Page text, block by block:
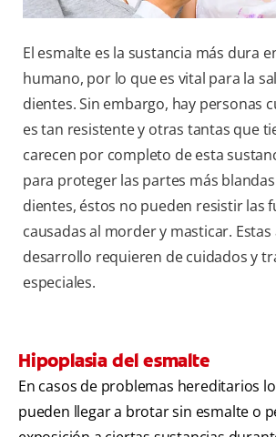
El esmalte es la sustancia más dura
humano, por lo que es vital para la
dientes. Sin embargo, hay personas
es tan resistente y otras tantas que
carecen por completo de esta
para proteger las partes más
dientes, éstos no pueden resistir las
causadas al morder y masticar.
desarrollo requieren de cuidados y
especiales.
Hipoplasia del esmalte
En casos de problemas hereditarios
pueden llegar a brotar sin esmalte o